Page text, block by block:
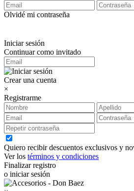
Olvidé mi contraseña
Iniciar sesión
Continuar como invitado
Crear una cuenta
×
Registrarme
Quiero recibir descuentos exclusivos y
Ver los términos y condiciones
Finalizar registro
o iniciar sesión